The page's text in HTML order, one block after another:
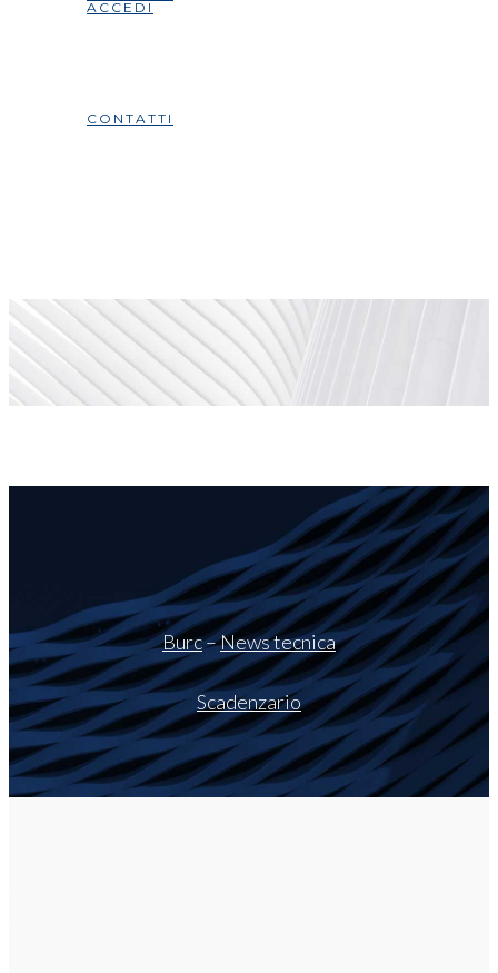
ACCEDI
CONTATTI
Burc–News tecnica
Scadenzario